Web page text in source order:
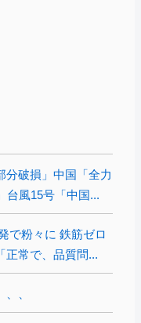
分破損」中国「全力
台風15号「中国...
で粉々に 鉄筋ゼロ
正常で、品質問...
、